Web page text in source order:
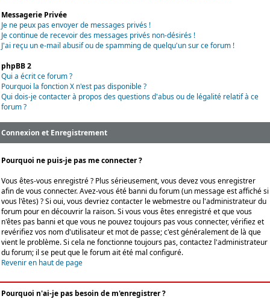
Messagerie Privée
Je ne peux pas envoyer de messages privés !
Je continue de recevoir des messages privés non-désirés !
J'ai reçu un e-mail abusif ou de spamming de quelqu'un sur ce forum !
phpBB 2
Qui a écrit ce forum ?
Pourquoi la fonction X n'est pas disponible ?
Qui dois-je contacter à propos des questions d'abus ou de légalité relatif à ce
forum ?
Connexion et Enregistrement
Pourquoi ne puis-je pas me connecter ?
Vous êtes-vous enregistré ? Plus sérieusement, vous devez vous enregistrer
afin de vous connecter. Avez-vous été banni du forum (un message est affiché si
vous l'êtes) ? Si oui, vous devriez contacter le webmestre ou l'administrateur du
forum pour en découvrir la raison. Si vous vous êtes enregistré et que vous
n'êtes pas banni et que vous ne pouvez toujours pas vous connecter, vérifiez et
revérifiez vos nom d'utilisateur et mot de passe; c'est généralement de là que
vient le problème. Si cela ne fonctionne toujours pas, contactez l'administrateur
du forum; il se peut que le forum ait été mal configuré.
Revenir en haut de page
Pourquoi n'ai-je pas besoin de m'enregistrer ?